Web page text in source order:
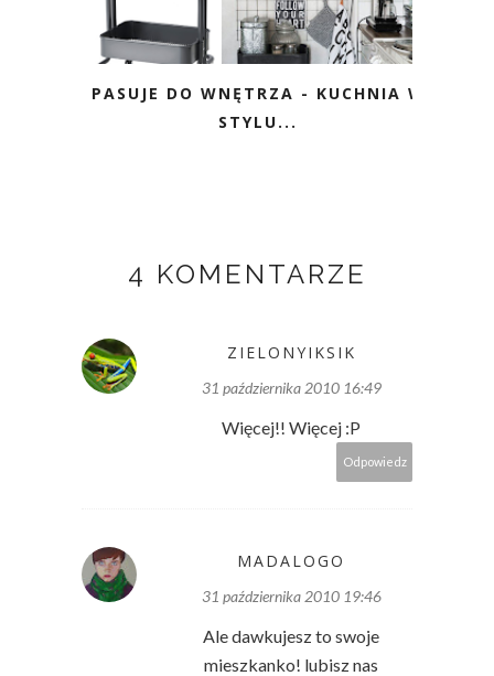
PASUJE DO WNĘTRZA - KUCHNIA W
STYLU...
4 KOMENTARZE
ZIELONYIKSIK
31 października 2010 16:49
Więcej!! Więcej :P
Odpowiedz
MADALOGO
31 października 2010 19:46
Ale dawkujesz to swoje
mieszkanko! lubisz nas